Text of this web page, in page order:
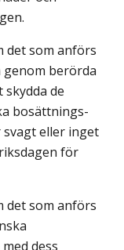
det som anförs
berörda
de
bosättnings-
eller inget
för
det som anförs
dess